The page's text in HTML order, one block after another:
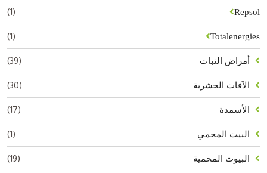
Repsol
(1)
Totalenergies
(1)
أمراض النبات (39)
الآفات الحشرية (30)
الأسمدة (17)
البيت المحمي (1)
البيوت المحمية (19)